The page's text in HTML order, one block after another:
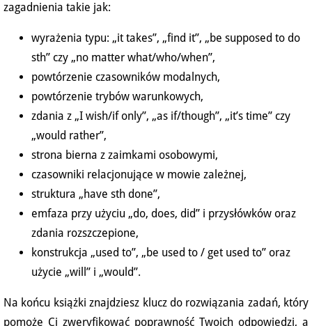
zagadnienia takie jak:
wyrażenia typu: „it takes”, „find it”, „be supposed to do
sth” czy „no matter what/who/when”,
powtórzenie czasowników modalnych,
powtórzenie trybów warunkowych,
zdania z „I wish/if only”, „as if/though”, „it’s time” czy
„would rather”,
strona bierna z zaimkami osobowymi,
czasowniki relacjonujące w mowie zależnej,
struktura „have sth done”,
emfaza przy użyciu „do, does, did” i przysłówków oraz
zdania rozszczepione,
konstrukcja „used to”, „be used to / get used to” oraz
użycie „will” i „would”.
Na końcu książki znajdziesz klucz do rozwiązania zadań, który
pomoże Ci zweryfikować poprawność Twoich odpowiedzi, a